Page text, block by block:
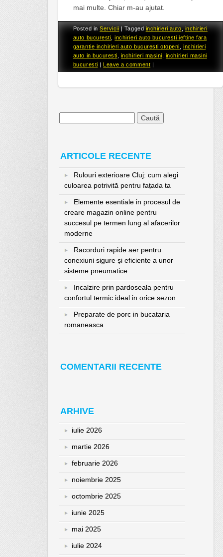
mai multe. Chiar m-au ajutat.
Posted inServicii Tagged inchirieri auto
inchirieri
auto bucuresti ,inchirieri auto bucuresti ieftine fara
garantie inchirieri auto bucuresti otopeni ,inchirieri
auto in bucuresti
inchirieri masini
inchirieri masini
bucuresti
Leave a comment
ARTICOLE RECENTE
Rulouri exterioare Cluj: cum alegi
culoarea potrivită pentru fațada ta
Elemente esentiale in procesul de
creare magazin online pentru
succesul pe termen lung al afacerilor
moderne
Racorduri rapide aer pentru
conexiuni sigure și eficiente a unor
sisteme pneumatice
Incalzire prin pardoseala pentru
confortul termic ideal in orice sezon
Preparate de porc in bucataria
romaneasca
COMENTARII RECENTE
ARHIVE
iulie 2026
martie 2026
februarie 2026
noiembrie 2025
octombrie 2025
iunie 2025
mai 2025
iulie 2024